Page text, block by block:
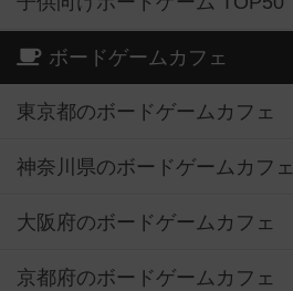
ボードゲームカフェ
東京都のボードゲームカフェ
神奈川県のボードゲームカフェ
大阪府のボードゲームカフェ
京都府のボードゲームカフェ